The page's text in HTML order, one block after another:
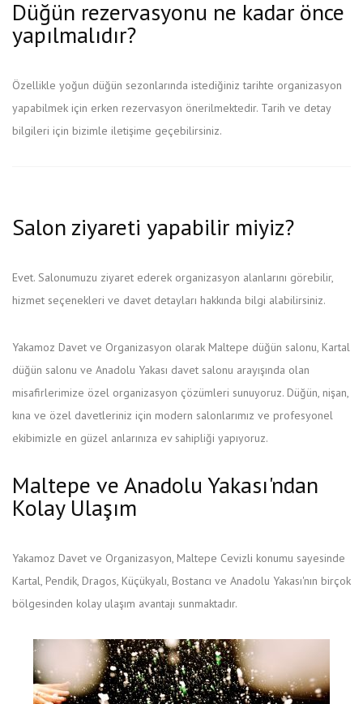
Düğün rezervasyonu ne kadar önce
yapılmalıdır?
Özellikle yoğun düğün sezonlarında istediğiniz tarihte organizasyon
yapabilmek için erken rezervasyon önerilmektedir. Tarih ve detay
bilgileri için bizimle iletişime geçebilirsiniz.
Salon ziyareti yapabilir miyiz?
Evet. Salonumuzu ziyaret ederek organizasyon alanlarını görebilir,
hizmet seçenekleri ve davet detayları hakkında bilgi alabilirsiniz.
Yakamoz Davet ve Organizasyon olarak Maltepe düğün salonu, Kartal
düğün salonu ve Anadolu Yakası davet salonu arayışında olan
misafirlerimize özel organizasyon çözümleri sunuyoruz. Düğün, nişan,
kına ve özel davetleriniz için modern salonlarımız ve profesyonel
ekibimizle en güzel anlarınıza ev sahipliği yapıyoruz.
Maltepe ve Anadolu Yakası'ndan
Kolay Ulaşım
Yakamoz Davet ve Organizasyon, Maltepe Cevizli konumu sayesinde
Kartal, Pendik, Dragos, Küçükyalı, Bostancı ve Anadolu Yakası'nın birçok
bölgesinden kolay ulaşım avantajı sunmaktadır.